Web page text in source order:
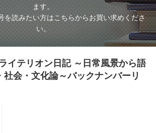
ます。
を読みたい方はこちらからお買い求めくださ
い。
イテリオン日記 ～日常風景から語
社会・文化論～バックナンバーリ